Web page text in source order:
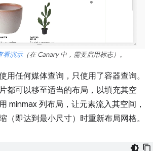
看演示（在 Canary 中，需要启用标志）。
用任何媒体查询，只使用了容器查询。
都可以移至适当的布局，以填充其空
minmax 列布局，让元素流入其空间，
（即达到最小尺寸）时重新布局网格。